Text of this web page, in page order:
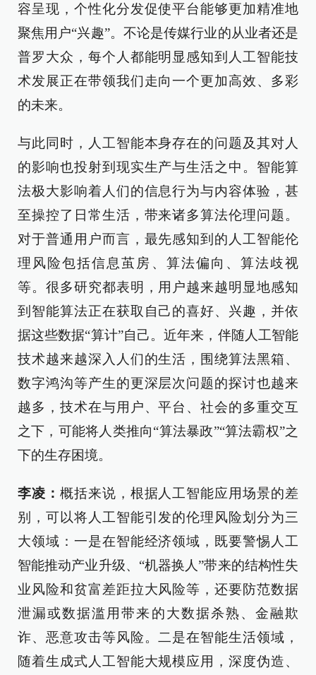
容呈现，个性化分发促使平台能够更加精准地
聚焦用户“兴趣”。不论是传媒行业的从业者还是
普罗大众，每个人都能明显感知到人工智能技
术发展正在带领我们走向一个更加高效、多彩
的未来。
与此同时，人工智能本身存在的问题及其对人
的影响也投射到现实生产与生活之中。智能算
法极大影响着人们的信息行为与内容体验，甚
至操控了日常生活，带来诸多算法伦理问题。
对于普通用户而言，最先感知到的人工智能伦
理风险包括信息茧房、算法偏向、算法歧视
等。很多研究都表明，用户越来越明显地感知
到智能算法正在获取自己的喜好、兴趣，并依
据这些数据“算计”自己。近年来，伴随人工智能
技术越来越深入人们的生活，围绕算法黑箱、
数字鸿沟等产生的更深层次问题的探讨也越来
越多，技术在与用户、平台、社会的多重交互
之下，可能将人类推向“算法暴政”“算法霸权”之
下的生存困境。
李凌： 概括来说，根据人工智能应用场景的差
别，可以将人工智能引发的伦理风险划分为三
大领域：一是在智能经济领域，既要警惕人工
智能推动产业升级、“机器换人”带来的结构性失
业风险和贫富差距拉大风险等，还要防范数据
泄漏或数据滥用带来的大数据杀熟、金融欺
诈、恶意攻击等风险。二是在智能生活领域，
随着生成式人工智能大规模应用，深度伪造、